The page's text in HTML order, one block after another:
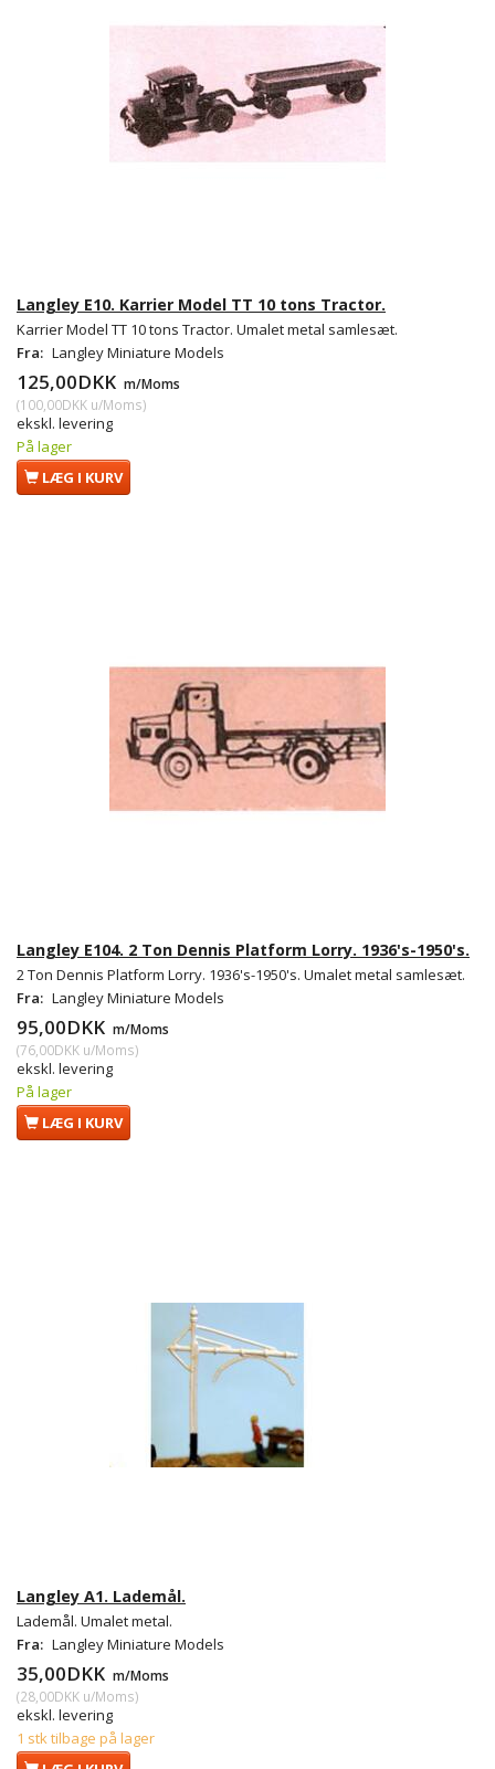
Langley E10. Karrier Model TT 10 tons Tractor.
Karrier Model TT 10 tons Tractor. Umalet metal samlesæt.
Fra: Langley Miniature Models
125,00DKK m/Moms
(100,00DKK u/Moms)
ekskl. levering
På lager
LÆG I KURV
Langley E104. 2 Ton Dennis Platform Lorry. 1936's-1950's.
2 Ton Dennis Platform Lorry. 1936's-1950's. Umalet metal samlesæt.
Fra: Langley Miniature Models
95,00DKK m/Moms
(76,00DKK u/Moms)
ekskl. levering
På lager
LÆG I KURV
Langley A1. Lademål.
Lademål. Umalet metal.
Fra: Langley Miniature Models
35,00DKK m/Moms
(28,00DKK u/Moms)
ekskl. levering
1 stk tilbage på lager